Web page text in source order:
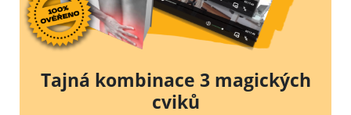
Tajná kombinace 3 magických
cviků